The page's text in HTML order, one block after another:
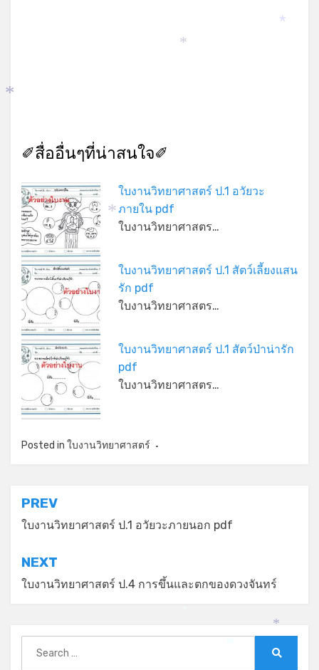
✐สื่ออื่นๆที่น่าสนใจ✐
ใบงานวิทยาศาสตร์ ป.1 อวัยวะ
ภายใน pdf
ใบงานวิทยาศาสตร…
ใบงานวิทยาศาสตร์ ป.1 สัตว์เลี้ยงแสน
รัก pdf
ใบงานวิทยาศาสตร…
ใบงานวิทยาศาสตร์ ป.1 สัตว์ป่าน่ารัก
pdf
ใบงานวิทยาศาสตร…
Posted in ใบงานวิทยาศาสตร์
แนะแนว
เรื่อง
PREV
ใบงานวิทยาศาสตร์ ป.1 อวัยวะภายนอก pdf
NEXT
ใบงานวิทยาศาสตร์ ป.4 การขึ้นและตกของดวงจันทร์
for:
*